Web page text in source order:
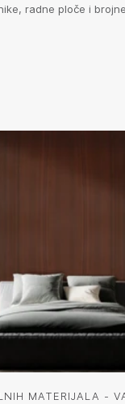
radne ploče i
MATERIJALA -